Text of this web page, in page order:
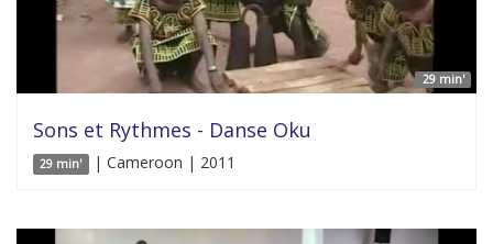
29 min'
Sons et Rythmes - Danse Oku
29 min' | Cameroon | 2011